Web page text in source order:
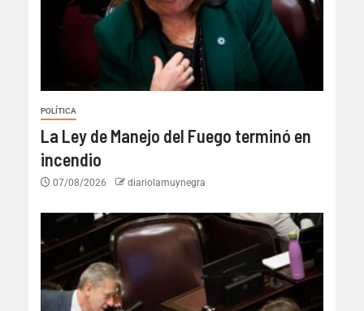
POLÍTICA
La Ley de Manejo del Fuego terminó en
incendio
07/08/2026 diariolamuynegra